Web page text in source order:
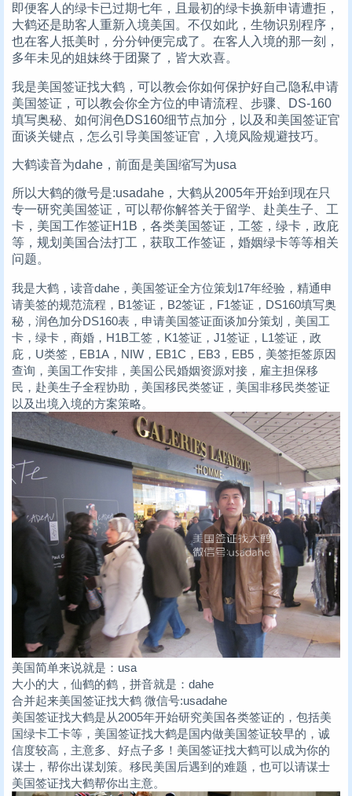
即便客人的绿卡已过期七年，且最初的绿卡换新申请遭拒，
大鹤还是助客人重新入境美国。不仅如此，生物识别程序，
也在客人抵美时，分分钟便完成了。在客人入境的那一刻，
多年未见的姐妹终于团聚了，皆大欢喜。
我是美国签证找大鹤，可以教会你如何保护好自己隐私申请
美国签证，可以教会你全方位的申请流程、步骤、DS-160
填写奥秘、如何润色DS160细节点加分，以及和美国签证官
面谈关键点，怎么引导美国签证官，入境风险规避技巧。
大鹤读音为dahe，前面是美国缩写为usa
所以大鹤的微号是:usadahe，大鹤从2005年开始到现在只
专一研究美国签证，可以帮你解答关于留学、赴美生子、工
卡，美国工作签证H1B，各类美国签证，工签，绿卡，政庇
等，规划美国合法打工，获取工作签证，婚姻绿卡等等相关
问题。
我是大鹤，读音dahe，美国签证全方位策划17年经验，精通申
请美签的规范流程，B1签证，B2签证，F1签证，DS160填写奥
秘，润色加分DS160表，申请美国签证面谈加分策划，美国工
卡，绿卡，商婚，H1B工签，K1签证，J1签证，L1签证，政
庇，U类签，EB1A，NIW，EB1C，EB3，EB5，美签拒签原因
查询，美国工作安排，美国公民婚姻资源对接，雇主担保移
民，赴美生子全程协助，美国移民类签证，美国非移民类签证
以及出境入境的方案策略。
美国简单来说就是：usa
大小的大，仙鹤的鹤，拼音就是：dahe
合并起来美国签证找大鹤 微信号:usadahe
美国签证找大鹤是从2005年开始研究美国各类签证的，包括美
国绿卡工卡等，美国签证找大鹤是国内做美国签证较早的，诚
信度较高，主意多、好点子多！美国签证找大鹤可以成为你的
谋士，帮你出谋划策。移民美国后遇到的难题，也可以请谋士
美国签证找大鹤帮你出主意。